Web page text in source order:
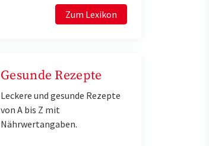
Zum Lexikon
Gesunde Rezepte
Leckere und gesunde Rezepte
von A bis Z mit
Nährwertangaben.